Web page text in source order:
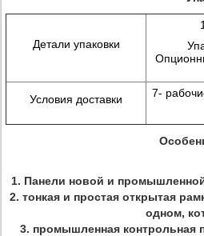
Детали упаковки
Условия доставки 7-
1. Панели новой и
2. тонкая и простая открытая
одном,
3. промышленная контрольная